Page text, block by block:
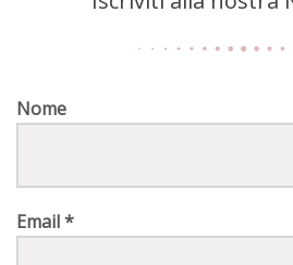
Nome
Email*